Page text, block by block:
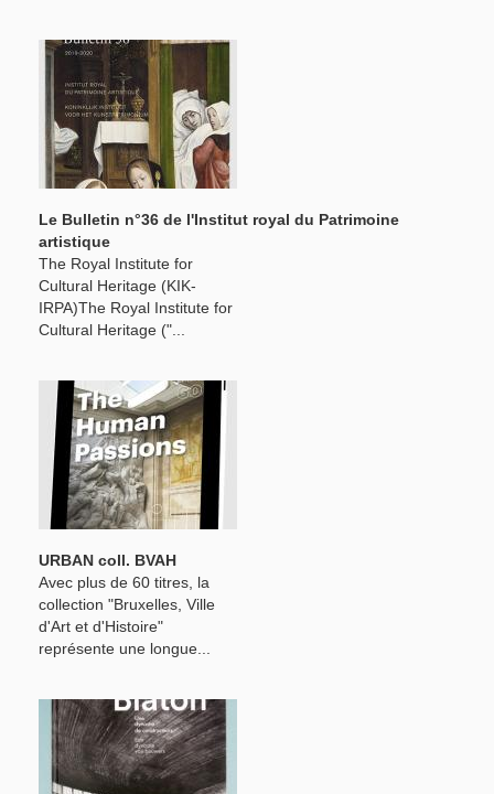
Le Bulletin n°36 de l'Institut royal du Patrimoine
artistique
The Royal Institute for
Cultural Heritage (KIK-
IRPA)The Royal Institute for
Cultural Heritage ("...
URBAN coll. BVAH
Avec plus de 60 titres, la
collection "Bruxelles, Ville
d'Art et d'Histoire"
représente une longue...